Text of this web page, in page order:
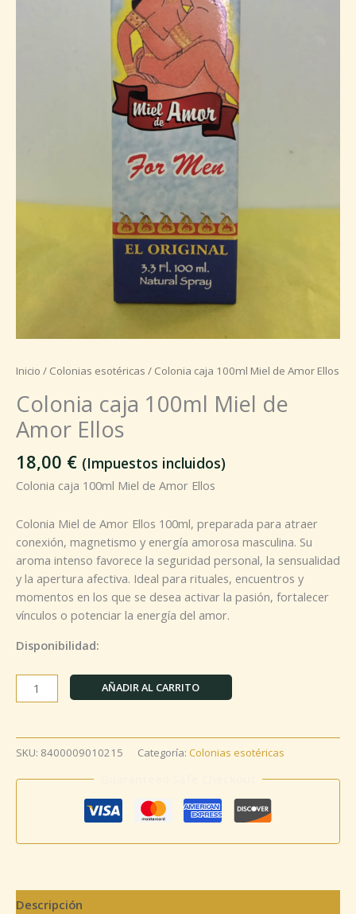
Inicio / Colonias esotéricas / Colonia caja 100ml Miel de Amor Ellos
Colonia caja 100ml Miel de
Amor Ellos
18,00 € (Impuestos incluidos)
Colonia caja 100ml Miel de Amor Ellos
Colonia Miel de Amor Ellos 100ml, preparada para atraer
conexión, magnetismo y energía amorosa masculina. Su
aroma intenso favorece la seguridad personal, la sensualidad
y la apertura afectiva. Ideal para rituales, encuentros y
momentos en los que se desea activar la pasión, fortalecer
vínculos o potenciar la energía del amor.
Disponibilidad:
AÑADIR AL CARRITO
SKU: 8400009010215 Categoría: Colonias esotéricas
Descripción